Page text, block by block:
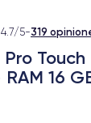
4.7/5-319
RAM 16